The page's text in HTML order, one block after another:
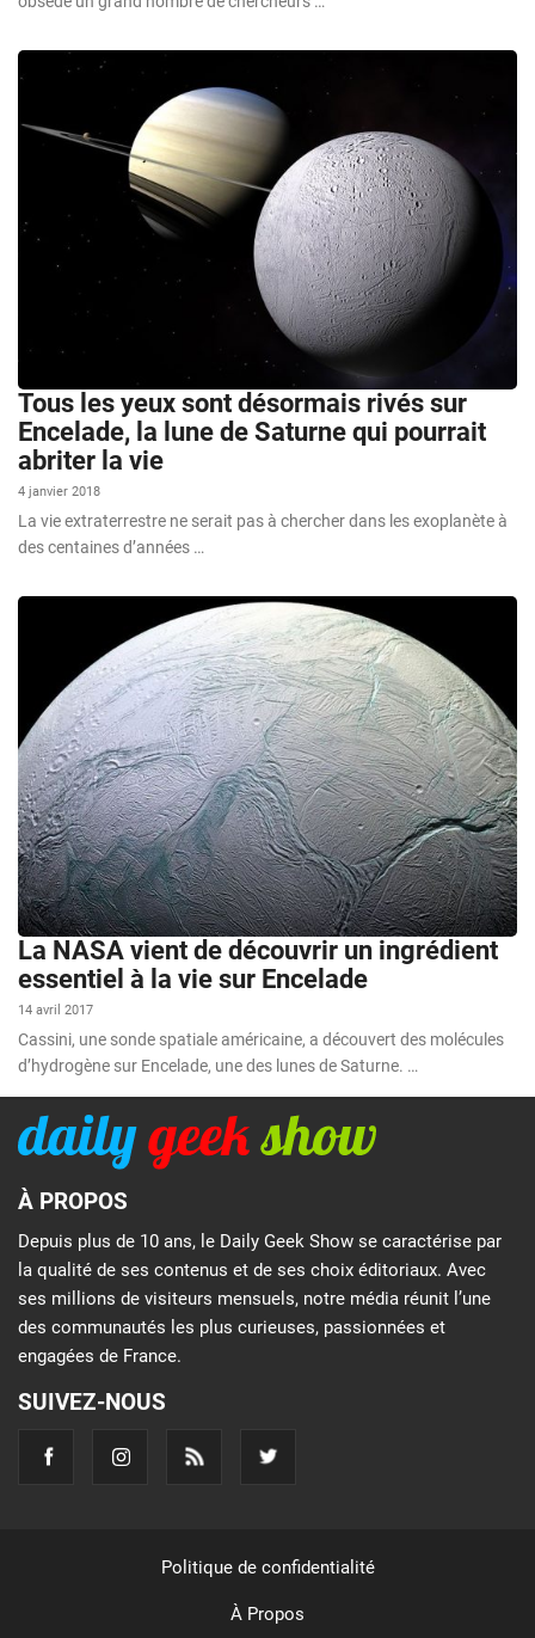
Tous les yeux sont désormais rivés sur
Encelade, la lune de Saturne qui pourrait
abriter la vie
4 janvier 2018
La vie extraterrestre ne serait pas à chercher dans les exoplanète à
des centaines d’années …
La NASA vient de découvrir un ingrédient
essentiel à la vie sur Encelade
14 avril 2017
Cassini, une sonde spatiale américaine, a découvert des molécules
d’hydrogène sur Encelade, une des lunes de Saturne. …
À PROPOS
Depuis plus de 10 ans, le Daily Geek Show se caractérise par
la qualité de ses contenus et de ses choix éditoriaux. Avec
ses millions de visiteurs mensuels, notre média réunit l’une
des communautés les plus curieuses, passionnées et
engagées de France.
SUIVEZ-NOUS
Politique de confidentialité
À Propos